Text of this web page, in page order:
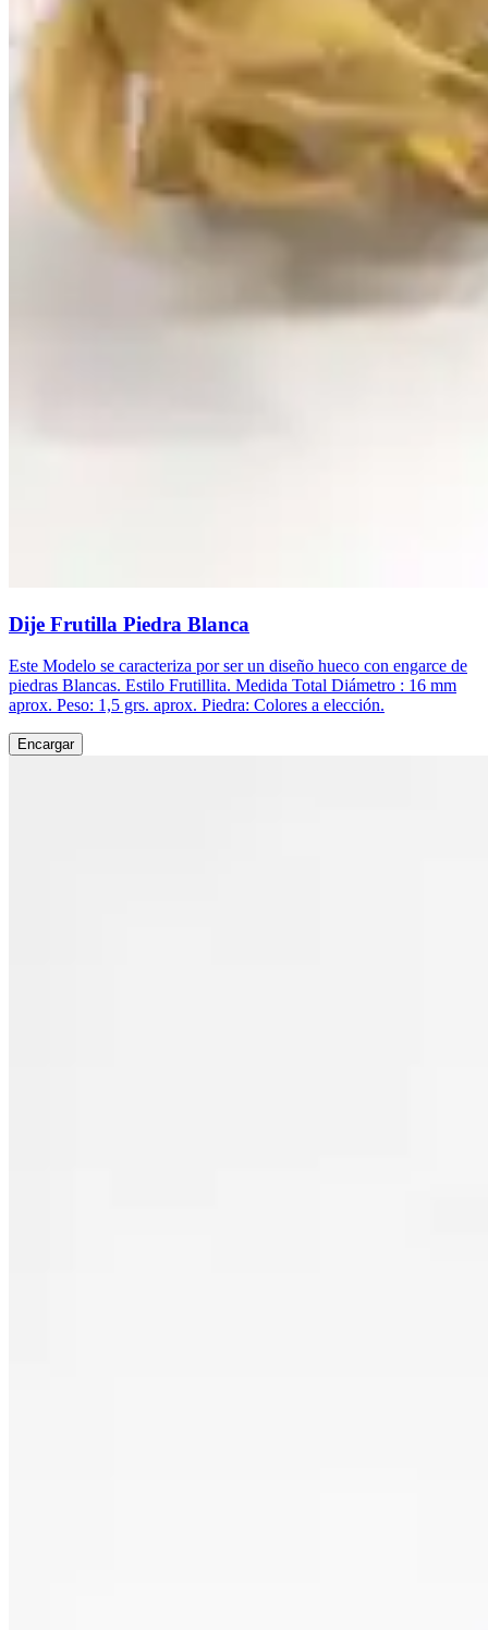
Dije Frutilla Piedra Blanca
Este Modelo se caracteriza por ser un diseño hueco con engarce de
piedras Blancas. Estilo Frutillita. Medida Total Diámetro : 16 mm
aprox. Peso: 1,5 grs. aprox. Piedra: Colores a elección.
Encargar